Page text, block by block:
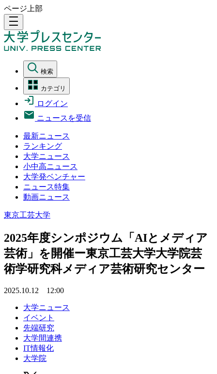
ページ上部
density_medium
検索
カテゴリ
ログイン
ニュースを受信
最新ニュース
ランキング
大学ニュース
小中高ニュース
大学発ベンチャー
ニュース特集
動画ニュース
東京工芸大学
2025年度シンポジウム「AIとメディア
芸術」を開催ー東京工芸大学大学院芸
術学研究科メディア芸術研究センター
2025.10.12 12:00
大学ニュース
イベント
先端研究
大学間連携
IT情報化
大学院